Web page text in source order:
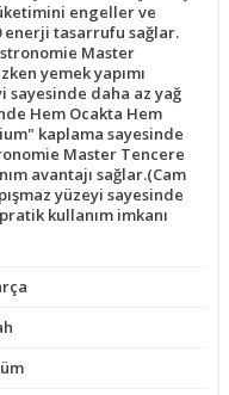
engeller ve
enerji tasarrufu sağlar.
Master
yemek yapımı
sayesinde daha az yağ
Hem Ocakta Hem
kaplama sayesinde
Master Tencere
avantajı sağlar.(Cam
yüzeyi sayesinde
kullanım imkanı